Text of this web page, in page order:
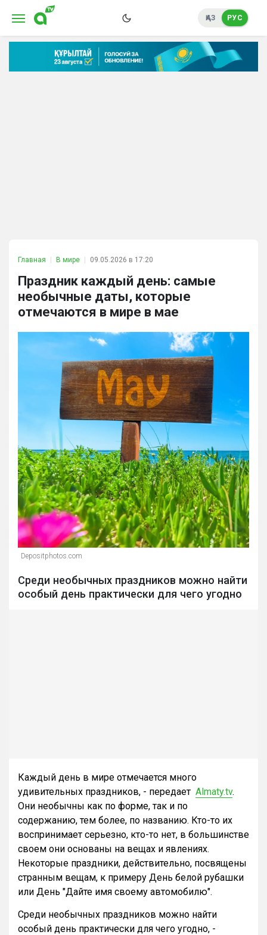
ҚАЗ РУС
Главная В мире 09.05.2026 в 17:20
Праздник каждый день: самые
необычные даты, которые
отмечаются в мире в мае
Depositphotos.com
Среди необычных праздников можно найти
особый день практически для чего угодно
Каждый день в мире отмечается много
удивительных праздников, - передает Almaty.tv.
Они необычны как по форме, так и по
содержанию, тем более, по названию. Кто-то их
воспринимает серьезно, кто-то нет, в большинстве
своем они основаны на вещах и явлениях.
Некоторые праздники, действительно, посвящены
странным вещам, к примеру День белой рубашки
или День "Дайте имя своему автомобилю".
Среди необычных праздников можно найти
особый день практически для чего угодно, -